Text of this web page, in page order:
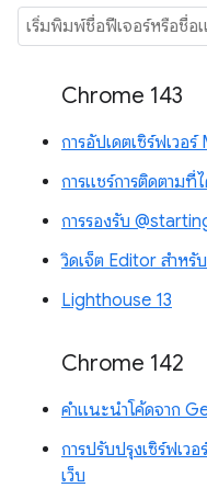
Chrome 143
การอัปเดตเซิร์ฟเวอ
การแชร์การติดตามที่
การรองรับ
วิดเจ็ต Editor สำหรั
Lighthouse 13
Chrome 142
คำแนะนำโค้ดจาก
การปรับปรุงเซิร์ฟเว
เว็บ